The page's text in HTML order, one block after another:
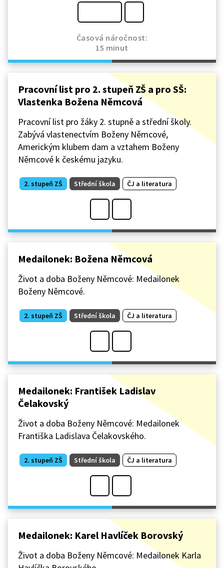
Časová náročnost:
15 minut
Pracovní list pro 2. stupeň ZŠ a pro SŠ:
Vlastenka Božena Němcová
Pracovní list pro žáky 2. stupně a střední školy.
Zabývá vlastenectvím Boženy Němcové,
Americkým klubem dam a vztahem Boženy
Němcové k českému jazyku.
2. stupeň ZŠ Střední škola ČJ a literatura
Medailonek: Božena Němcová
Život a doba Boženy Němcové: Medailonek
Boženy Němcové.
2. stupeň ZŠ Střední škola ČJ a literatura
Medailonek: František Ladislav
Čelakovský
Život a doba Boženy Němcové: Medailonek
Františka Ladislava Čelakovského.
2. stupeň ZŠ Střední škola ČJ a literatura
Medailonek: Karel Havlíček Borovský
Život a doba Boženy Němcové: Medailonek Karla